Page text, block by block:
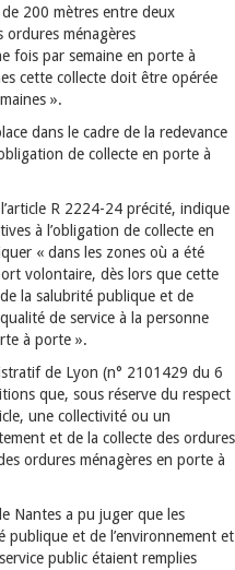
200 mètres entre deux
ordures ménagères
fois par semaine en porte à
cette collecte doit être opérée
».
dans le cadre de la redevance
de collecte en porte à
R 2224-24 précité, indique
à l’obligation de collecte en
« dans les zones où a été
volontaire, dès lors que cette
la salubrité publique et de
de service à la personne
à porte ».
de Lyon (n° 2101429 du 6
que, sous réserve du respect
une collectivité ou un
et de la collecte des ordures
ordures ménagères en porte à
Nantes a pu juger que les
et de l’environnement et
public étaient remplies